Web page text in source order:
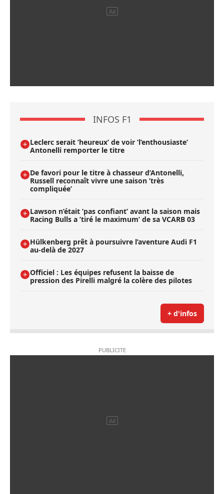
INFOS F1
Leclerc serait ’heureux’ de voir ’l’enthousiaste’
Antonelli remporter le titre
De favori pour le titre à chasseur d’Antonelli,
Russell reconnaît vivre une saison ’très
compliquée’
Lawson n’était ’pas confiant’ avant la saison mais
Racing Bulls a ’tiré le maximum’ de sa VCARB 03
Hülkenberg prêt à poursuivre l’aventure Audi F1
au-delà de 2027
Officiel : Les équipes refusent la baisse de
pression des Pirelli malgré la colère des pilotes
+ d'infos